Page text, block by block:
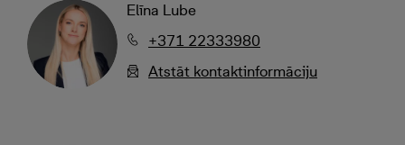
Elīna Lube
+371 22333980
Atstāt kontaktinformāciju